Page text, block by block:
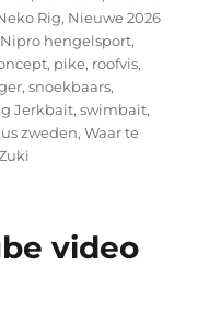
Rig, Nieuwe 2026
Nipro hengelsport,
, pike, roofvis,
,snoekbaars,
Jerkbait,swimbait,
zweden,Waar te
video